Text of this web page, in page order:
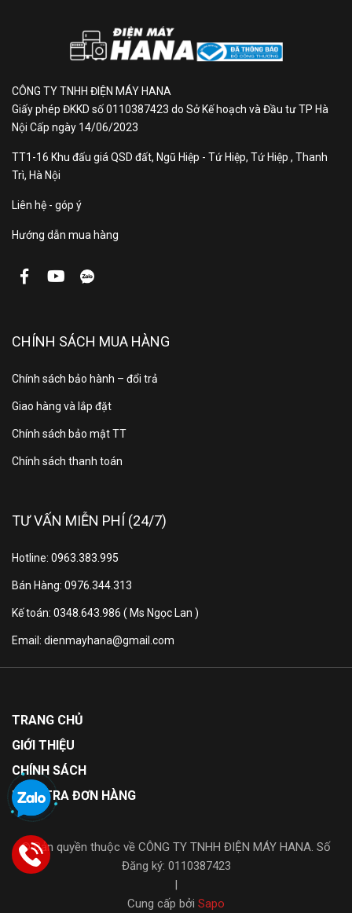
CÔNG TY TNHH ĐIỆN MÁY HANA
Giấy phép ĐKKD số 0110387423 do Sở Kế hoạch và Đầu tư TP Hà
Nội Cấp ngày 14/06/2023
TT1-16 Khu đấu giá QSD đất, Ngũ Hiệp - Tứ Hiệp, Tứ Hiệp , Thanh
Trì, Hà Nội
Liên hệ - góp ý
Hướng dẫn mua hàng
CHÍNH SÁCH MUA HÀNG
Chính sách bảo hành – đổi trả
Giao hàng và lắp đặt
Chính sách bảo mật TT
Chính sách thanh toán
TƯ VẤN MIỄN PHÍ (24/7)
Hotline: 0963.383.995
Bán Hàng: 0976.344.313
Kế toán: 0348.643.986 ( Ms Ngọc Lan )
Email: dienmayhana@gmail.com
TRANG CHỦ
GIỚI THIỆU
CHÍNH SÁCH
KIỂM TRA ĐƠN HÀNG
© Bản quyền thuộc về CÔNG TY TNHH ĐIỆN MÁY HANA. Số
Đăng ký: 0110387423
|
Cung cấp bởi Sapo